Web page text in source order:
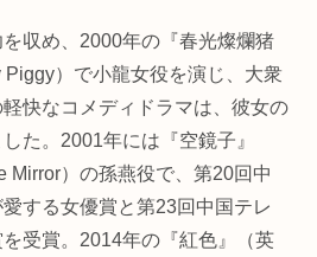
収め、2000年の『春光燦爛猪
Piggy）で小龍女役を演じ、大衆
快なコメディドラマは、彼女の
た。2001年には『空鏡子』
Mirror）の孫燕役で、第20回中
する女優賞と第23回中国テレ
受賞。2014年の『紅色』（英